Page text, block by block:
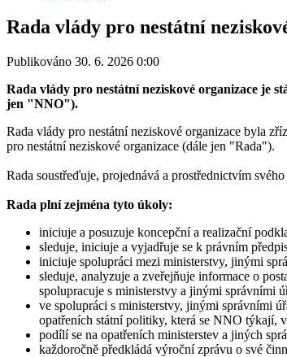
Rada vlády pro nestátní
Publikováno 30. 6. 2026 0:00
Rada vlády pro nestátní neziskové organizace je
jen "NNO").
Rada vlády pro nestátní neziskové organizace byla
pro nestátní neziskové organizace (dále jen "Rada").
Rada soustřeďuje, projednává a prostřednictvím
Rada plní zejména tyto úkoly:
iniciuje a posuzuje koncepční a realizační
sleduje, iniciuje a vyjadřuje se k právním
iniciuje spolupráci mezi ministerstvy, jinými
sleduje, analyzuje a zveřejňuje informace o
spolupracuje s ministerstvy a jinými správními
ve spolupráci s ministerstvy, jinými správními
opatřeních státní politiky, která se NNO týkají,
podílí se na opatřeních ministerstev a jiných
každoročně předkládá výroční zprávu o své